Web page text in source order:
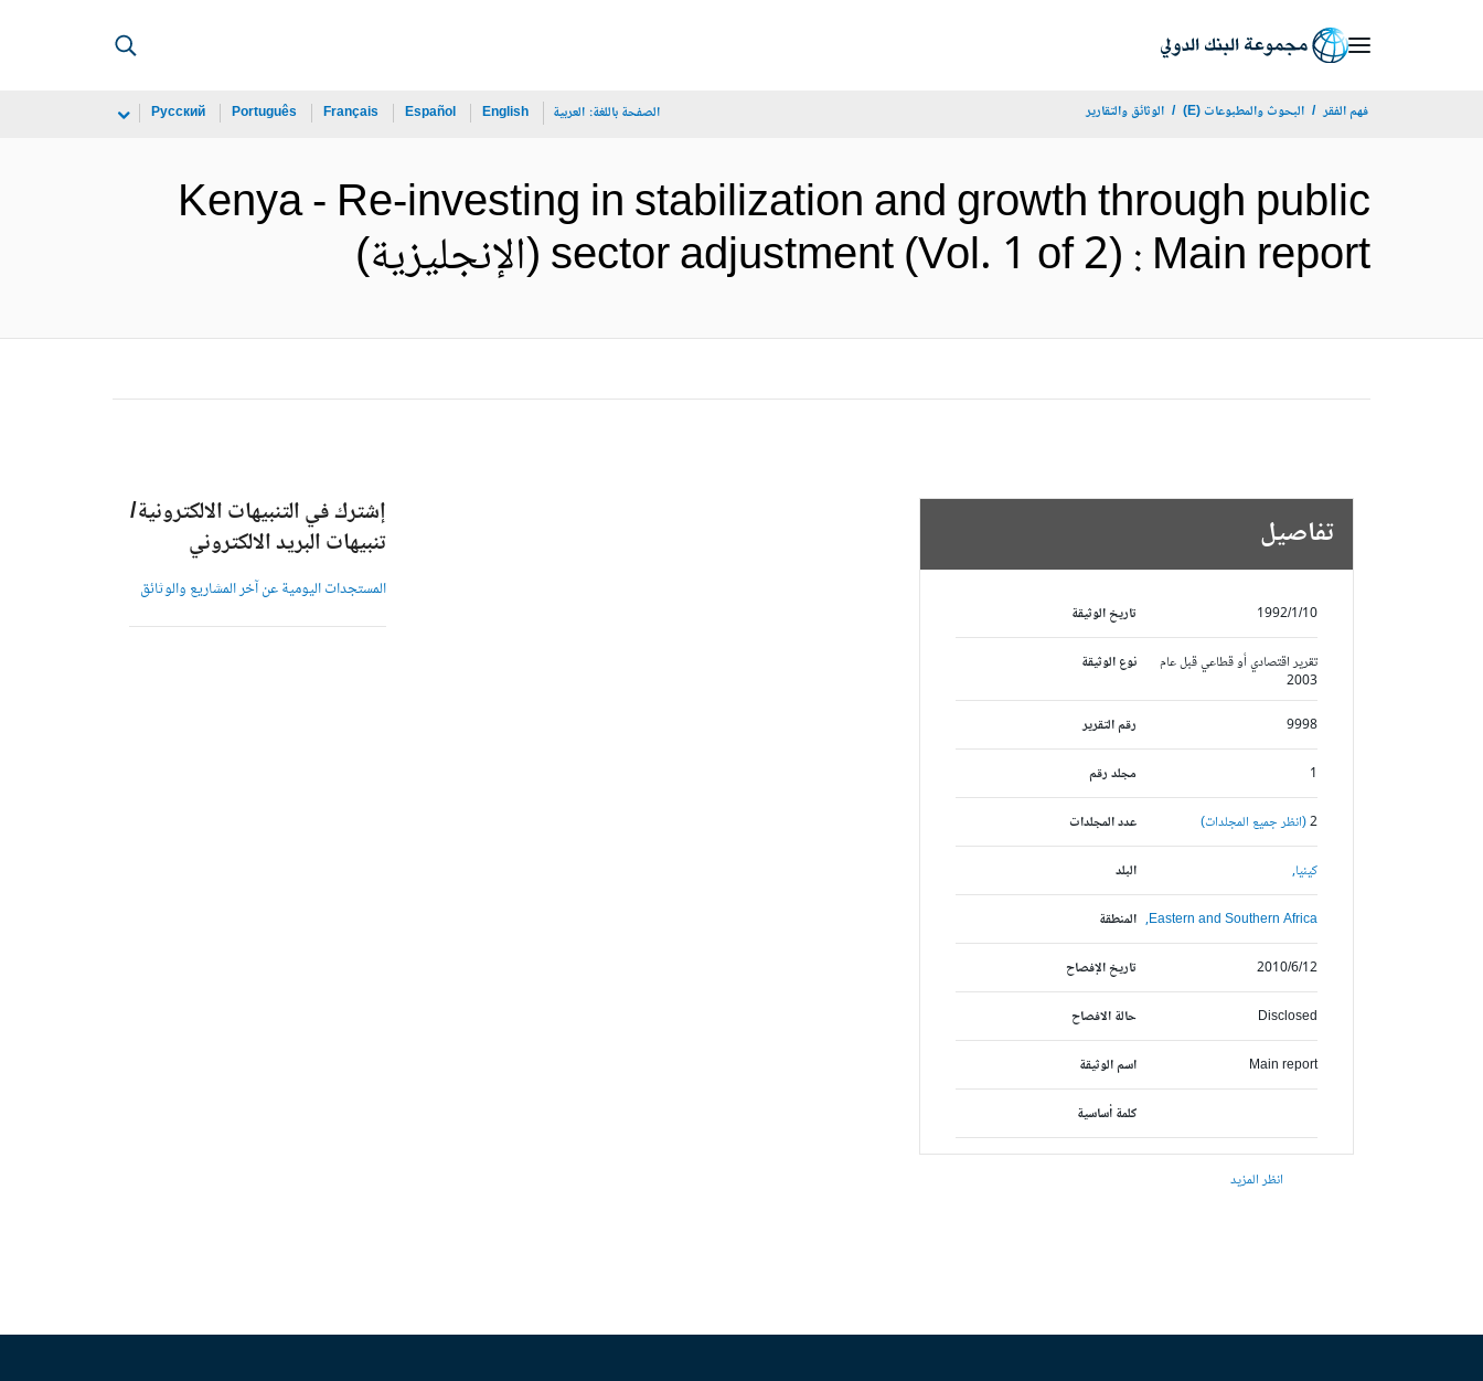
فهم الفقر البحوث والمطبوعات (E) الوثائق والتقارير الصفحة باللغة: العربية English
Español
Français
Português
Русский
Kenya - Re-investing in stabilization and growth through public
sector adjustment (Vol. 1 of 2) : Main report (الإنجليزية)
تفاصيل
تاريخ الوثيقة 1992/1/10
نوع الوثيقة
تقرير اقتصادي أو قطاعي قبل عام
2003
رقم التقرير
9998
مجلد رقم 1
عدد المجلدات 2(انظر جميع المجلدات)
البلد كينيا,
المنطقة Eastern and Southern Africa,
تاريخ الإفصاح 2010/6/12
حالة الافصاح Disclosed
اسم الوثيقة Main report
كلمة أساسية
انظر المزيد
إشترك في التنبيهات الالكترونية/
تنبيهات البريد الالكتروني
المستجدات اليومية عن آخر المشاريع والوثائق